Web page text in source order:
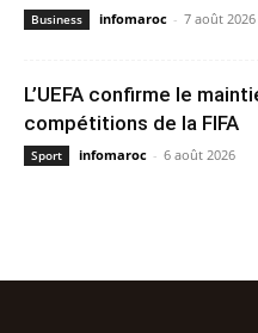
Business infomaroc - 7 août 2026
L’UEFA confirme le
compétitions de la FIFA
Sport infomaroc - 6 août 2026